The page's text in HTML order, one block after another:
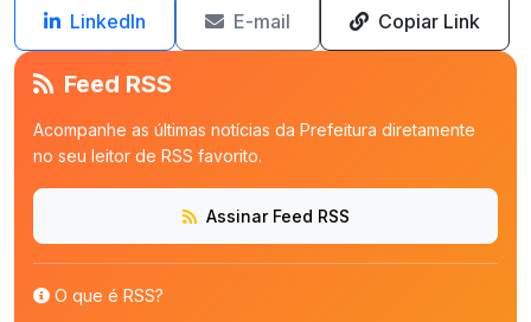
LinkedIn E-mail Copiar Link
Feed RSS
Acompanhe as últimas notícias da Prefeitura diretamente
no seu leitor de RSS favorito.
Assinar Feed RSS
O que é RSS?